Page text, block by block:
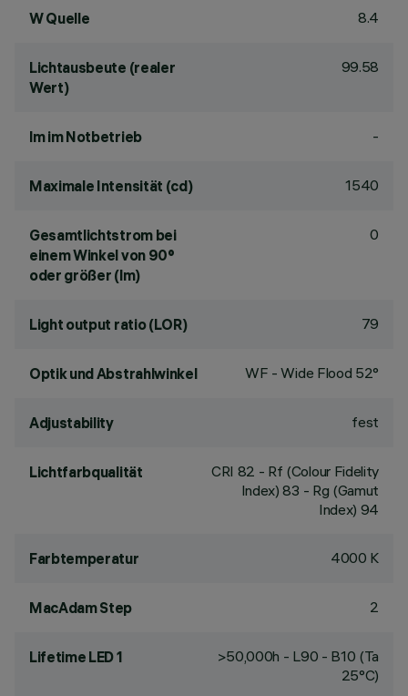
W Quelle 8.4
Lichtausbeute (realer
Wert)
99.58
lm im Notbetrieb -
Maximale Intensität (cd) 1540
Gesamtlichtstrom bei
einem Winkel von 90°
oder größer (lm)
0
Light output ratio (LOR) 79
Optik und Abstrahlwinkel WF - Wide Flood 52°
Adjustability fest
Lichtfarbqualität CRI 82 - Rf (Colour Fidelity
Index) 83 - Rg (Gamut
Index) 94
Farbtemperatur 4000 K
MacAdam Step 2
Lifetime LED 1
>50,000h - L90 - B10 (Ta
25°C)